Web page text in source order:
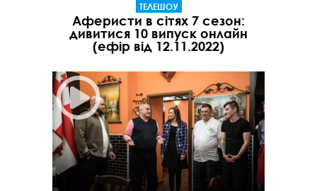
ТЕЛЕШОУ
Аферисти в сітях 7 сезон:
дивитися 10 випуск онлайн
(ефір від 12.11.2022)